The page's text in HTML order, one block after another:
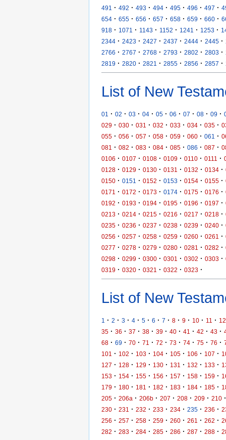
491
· 492 · 493 · 494 · 495 · 496 · 497 ·
654 · 655 · 656 · 657 · 658 · 659 · 660 ·
918 · 1071 · 1143 · 1152 · 1241 · 1253 ·
2344 · 2423 · 2427 · 2437 · 2444 · 2445 ·
2766 · 2767 · 2768 · 2793 · 2802 · 2803 ·
2819 · 2820 · 2821 · 2855 · 2856 · 2857 ·
List of New
01 · 02 · 03 · 04 · 05 · 06 · 07 · 08 · 09 ·
029 · 030 · 031 · 032 · 033 · 034 · 035 ·
055 · 056 · 057 · 058 · 059 · 060 · 061 ·
081
· 082 · 083 · 084 · 085 · 086 · 087 ·
0106 · 0107 · 0108 · 0109 · 0110 · 0111 ·
0128 · 0129 · 0130 · 0131 · 0132 · 0134 ·
0150 · 0151 · 0152 · 0153 · 0154 · 0155 ·
0171
· 0172 · 0173 · 0174 · 0175 · 0176 ·
0192 · 0193 · 0194 · 0195 · 0196 · 0197 ·
0213 · 0214 · 0215 · 0216 · 0217 · 0218 ·
0235 · 0236 · 0237 · 0238 · 0239 · 0240 ·
0256 · 0257 · 0258 · 0259 · 0260 · 0261 ·
0277 · 0278 · 0279 · 0280 · 0281 · 0282 ·
0298 · 0299 · 0300 · 0301 · 0302 · 0303 ·
0319 · 0320 · 0321 · 0322 · 0323 ·
List of New
1 · 2 · 3 · 4 · 5 · 6 · 7 · 8 · 9 · 10 · 11 · 12
35 · 36 · 37 · 38 · 39 · 40 · 41 · 42 · 43 ·
68 · 69 · 70 · 71 · 72 · 73 · 74 · 75 · 76 ·
101
· 102 · 103 · 104 · 105 · 106 · 107 ·
127 · 128 · 129 · 130 · 131 · 132 · 133 ·
153 · 154 · 155 · 156 · 157 · 158 · 159 ·
179 · 180 · 181 · 182 · 183 · 184 · 185 ·
205 · 206a · 206b · 207 · 208 · 209 · 210 ·
230 · 231 · 232 · 233 · 234 · 235 · 236 ·
256 · 257 · 258 · 259 · 260 · 261 · 262 ·
282 · 283 · 284 · 285 · 286 · 287 · 288 ·